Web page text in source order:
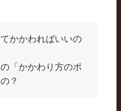
かかわればいいの
「かかわり方のポ
？